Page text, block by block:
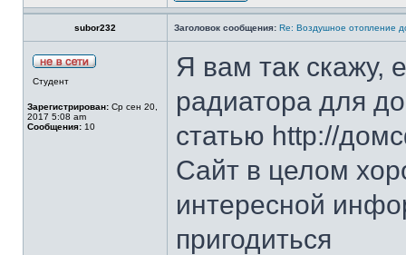
subor232 Заголовок сообщения: Re: Воздушное отопление
Студент
Зарегистрирован: Ср сен 20,
2017 5:08 am
Сообщения: 10
Я вам так скажу,
радиатора для
статью http://
Сайт в целом
интересной
пригодиться